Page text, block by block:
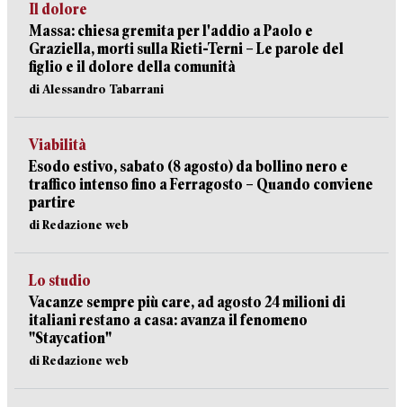
Il dolore
Massa: chiesa gremita per l'addio a Paolo e
Graziella, morti sulla Rieti-Terni – Le parole del
figlio e il dolore della comunità
di Alessandro Tabarrani
Viabilità
Esodo estivo, sabato (8 agosto) da bollino nero e
traffico intenso fino a Ferragosto – Quando conviene
partire
di Redazione web
Lo studio
Vacanze sempre più care, ad agosto 24 milioni di
italiani restano a casa: avanza il fenomeno
"Staycation"
di Redazione web